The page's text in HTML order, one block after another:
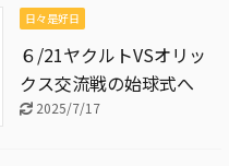
日々是好日
６/21ヤクルトVSオリッ
クス交流戦の始球式へ
2025/7/17